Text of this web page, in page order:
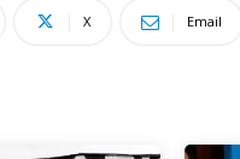
X Email